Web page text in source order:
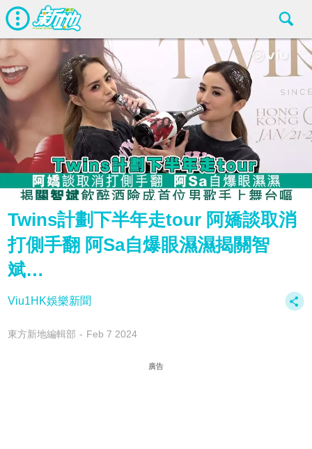
Twins計劃下半年走tour 阿嬌談取消
打側手翻 阿Sa自爆眼濕濕揭關智
斌…
Viu1HK娛樂新聞
東方新地編輯部 Feb 7 2024
廣告